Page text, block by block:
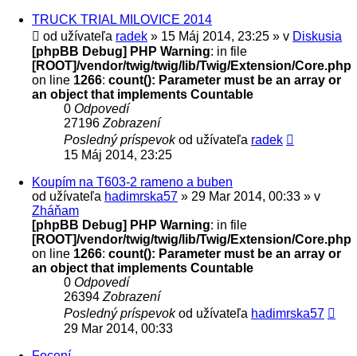
TRUCK TRIAL MILOVICE 2014
od užívateľa radek » 15 Máj 2014, 23:25 » v Diskusia
[phpBB Debug] PHP Warning: in file
[ROOT]/vendor/twig/twig/lib/Twig/Extension/Core.php
on line 1266: count(): Parameter must be an array or
an object that implements Countable
0 Odpovedí
27196 Zobrazení
Posledný príspevokod užívateľa radek
15 Máj 2014, 23:25
Koupím na T603-2 rameno a buben
od užívateľa hadimrska57 » 29 Mar 2014, 00:33 » v
Zháňam
[phpBB Debug] PHP Warning: in file
[ROOT]/vendor/twig/twig/lib/Twig/Extension/Core.php
on line 1266: count(): Parameter must be an array or
an object that implements Countable
0 Odpovedí
26394 Zobrazení
Posledný príspevokod užívateľa hadimrska57
29 Mar 2014, 00:33